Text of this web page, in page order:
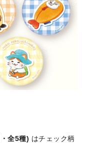
全5種) はチェック柄